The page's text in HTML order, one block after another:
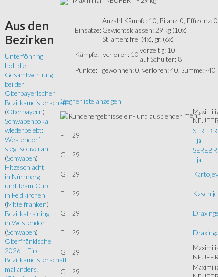
Einsätze:
Anzahl Kämpfe: 10, Bilanz: 0, Effizienz:
Gewichtsklassen: 29 kg (10x)
Stilarten: frei (4x), gr. (6x)
Kämpfe: verloren: 10
vorzeitig: 10
auf Schulter: 8
Punkte: gewonnen: 0, verloren: 40, Summe: -40
Gegnerliste anzeigen
mehr
F
29
Ilja
G
29
Ilja
G
29
F 29
G 29
F 29
G 29
G
29
Aus den
Bezirken
Unterföhring
holt die
Gesamtwertung
bei der
Oberbayerischen
Bezirksmeisterschaft
(Oberbayern)
Schwabenpokal
wiederbelebt:
Westendorf
siegt souverän
(Schwaben)
Hitzeschlacht
in Nürnberg
und Team-Cup
in Feldkirchen
(Mittelfranken)
Bezirkstraining
in Westendorf
(Schwaben)
Oberfränkische
2026 – Eine
Bezirksmeisterschaft
mal anders!